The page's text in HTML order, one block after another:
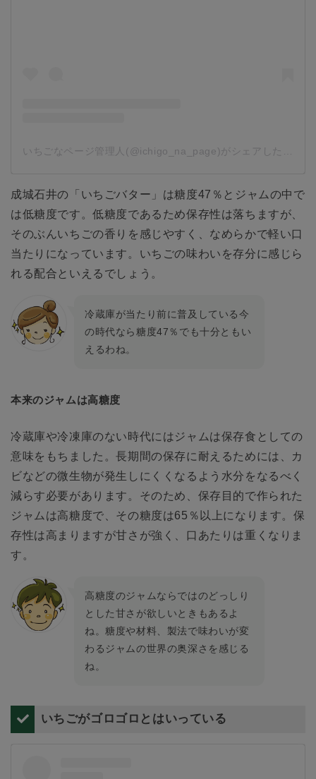
成城石井の「いちごバター」は糖度47％とジャムの中で
は低糖度です。低糖度であるため保存性は落ちますが、
そのぶんいちごの香りを感じやすく、なめらかで軽い口
当たりになっています。いちごの味わいを存分に感じら
れる配合といえるでしょう。
冷蔵庫が当たり前に普及している今
の時代なら糖度47％でも十分ともい
えるわね。
本来のジャムは高糖度
冷蔵庫や冷凍庫のない時代にはジャムは保存食としての
意味をもちました。長期間の保存に耐えるためには、カ
ビなどの微生物が発生しにくくなるよう水分をなるべく
減らす必要があります。そのため、保存目的で作られた
ジャムは高糖度で、その糖度は65％以上になります。保
存性は高まりますが甘さが強く、口あたりは重くなりま
す。
高糖度のジャムならではのどっしり
とした甘さが欲しいときもあるよ
ね。糖度や材料、製法で味わいが変
わるジャムの世界の奥深さを感じる
ね。
いちごがゴロゴロとはいっている